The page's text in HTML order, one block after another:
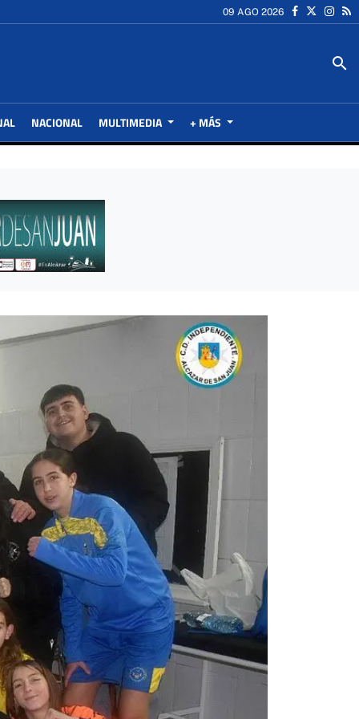
09 AGO 2026
search
NACIONAL MULTIMEDIA + MÁS